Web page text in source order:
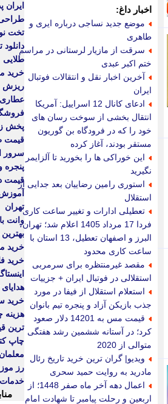
اخبار داغ:
موضع جدید نساجی درباره ایری و
طاهری
سرقت از مازیار لرستانی در مراسم
ختم اکبر عبدی
آخرین اخبار نقل و انتقالات فوتبال
ایران
ادعای کانال 12 اسراییل: آمریکا
انتقال بخشی از سوخت رسان های
خود را که در فرودگاه بن گوریون
مستقر بودند، آغاز کرده
این خوراکی ها را بخورید تا آلزایمر
نگیرید
استوری رامین رضاییان بعد جدایی از
استقلال
تعطیلی ادارات و تغییر ساعت کاری
فردا 17 مرداد 1405 اعلام شد؛ تهران،
البرز و اصفهان تعطیل، 13 استان با
ساعت کاری محدود
مقصد غیرمنتظره برای سرمربی
استقلالی در فوتبال ایران + جزییات
استعلام استقلال از فیفا در مورد
جذب بازیکن آزاد و پنجره تیم بانوان
قیمت مس به 14201 دلار صعود
کرد؛ در آستانه ششمین رشد هفتگی
متوالی از 2020
ویدیو| گران ترین خرید تاریخ رئال
مادرید به روایت حمید سحری
اعمال دهه آخر ماه صفر 1448؛ از
اربعین و رحلت پیامبر تا شهادت امام
ایران
تخت
دانلود
طلایی
خرید
ریزش
عطاری
پخش
قیمت
سرور
پنجره
قیمت
آموزش
تهران
وانت
خرید
خرید
هدایای
خرید
هزینه
ترین
چاپ
معلمان
رز